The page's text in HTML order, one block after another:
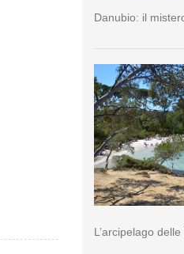
Danubio: il
L’arcipelago